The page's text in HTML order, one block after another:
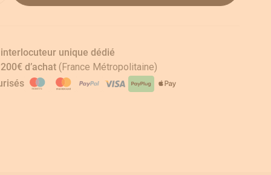
unique dédié
d’achat(France Métropolitaine)